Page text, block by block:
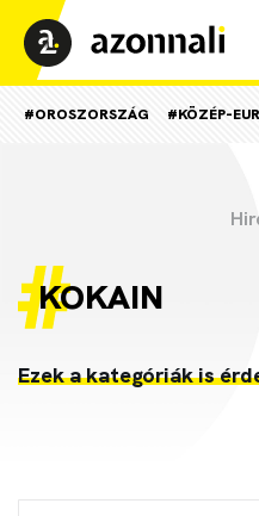
#OROSZORSZÁG #KÖZÉP-
KOKAIN
Ezek a kategóriák is